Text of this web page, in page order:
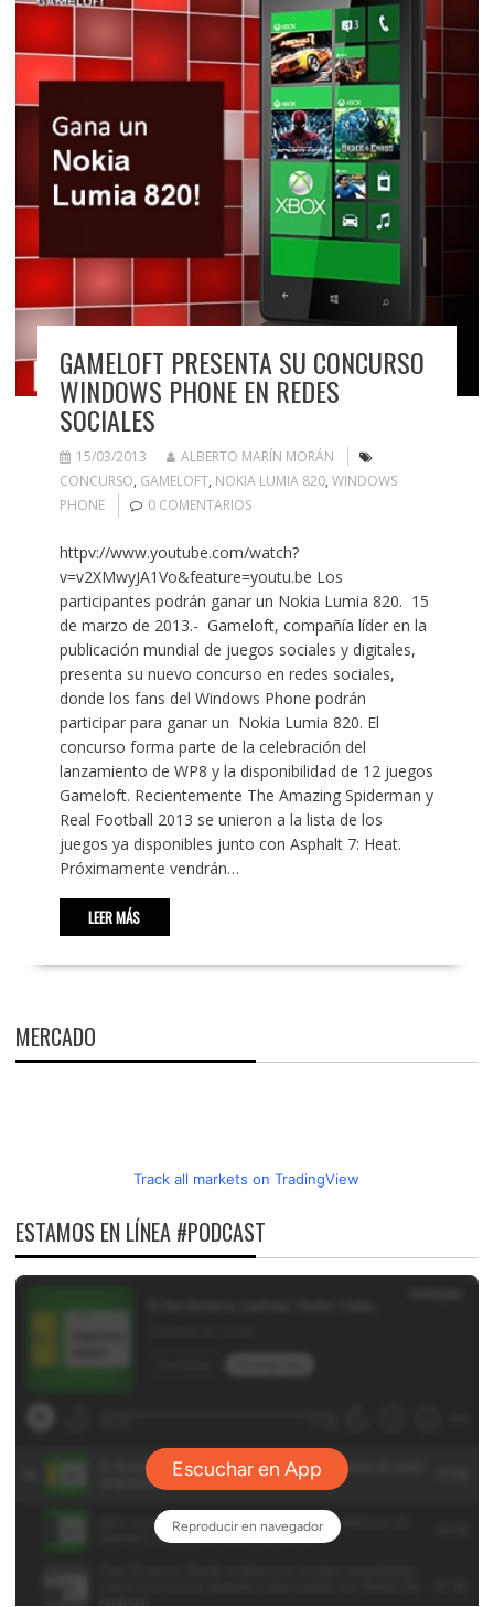
GAMELOFT PRESENTA SU CONCURSO
WINDOWS PHONE EN REDES
SOCIALES
15/03/2013
ALBERTO MARÍN MORÁN
CONCURSO, GAMELOFT, NOKIA LUMIA 820, WINDOWS
PHONE
0 COMENTARIOS
httpv://www.youtube.com/watch?
v=v2XMwyJA1Vo&feature=youtu.be Los
participantes podrán ganar un Nokia Lumia 820. 15
de marzo de 2013.- Gameloft, compañía líder en la
publicación mundial de juegos sociales y digitales,
presenta su nuevo concurso en redes sociales,
donde los fans del Windows Phone podrán
participar para ganar un Nokia Lumia 820. El
concurso forma parte de la celebración del
lanzamiento de WP8 y la disponibilidad de 12 juegos
Gameloft. Recientemente The Amazing Spiderman y
Real Football 2013 se unieron a la lista de los
juegos ya disponibles junto con Asphalt 7: Heat.
Próximamente vendrán…
LEER MÁS
MERCADO
Track all markets on TradingView
ESTAMOS EN LÍNEA #PODCAST